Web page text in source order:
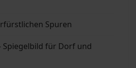
Spuren
Spiegelbild für Dorf und